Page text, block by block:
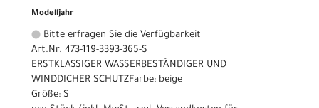
Modelljahr
Bitte erfragen Sie die Verfügbarkeit
Art.Nr. 473-119-3393-365-S
ERSTKLASSIGER WASSERBESTÄNDIGER UND
WINDDICHER SCHUTZFarbe: beige
Größe: S